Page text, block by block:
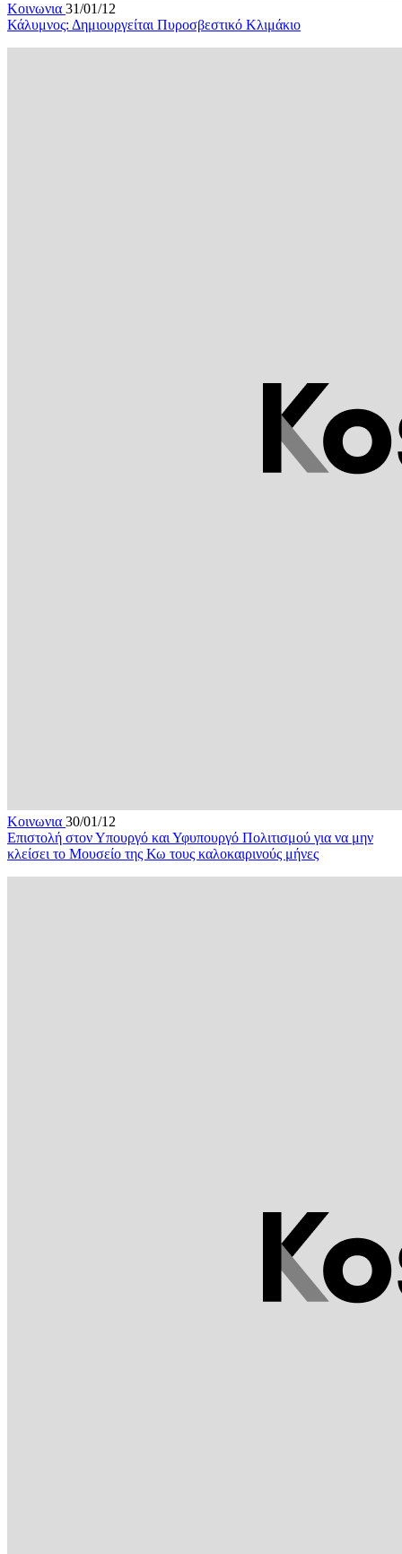
Κοινωνια 31/01/12
Κάλυμνος: Δημιουργείται Πυροσβεστικό Κλιμάκιο
Κοινωνια 30/01/12
Επιστολή στον Υπουργό και Υφυπουργό Πολιτισμού για να μην
κλείσει το Μουσείο της Κω τους καλοκαιρινούς μήνες